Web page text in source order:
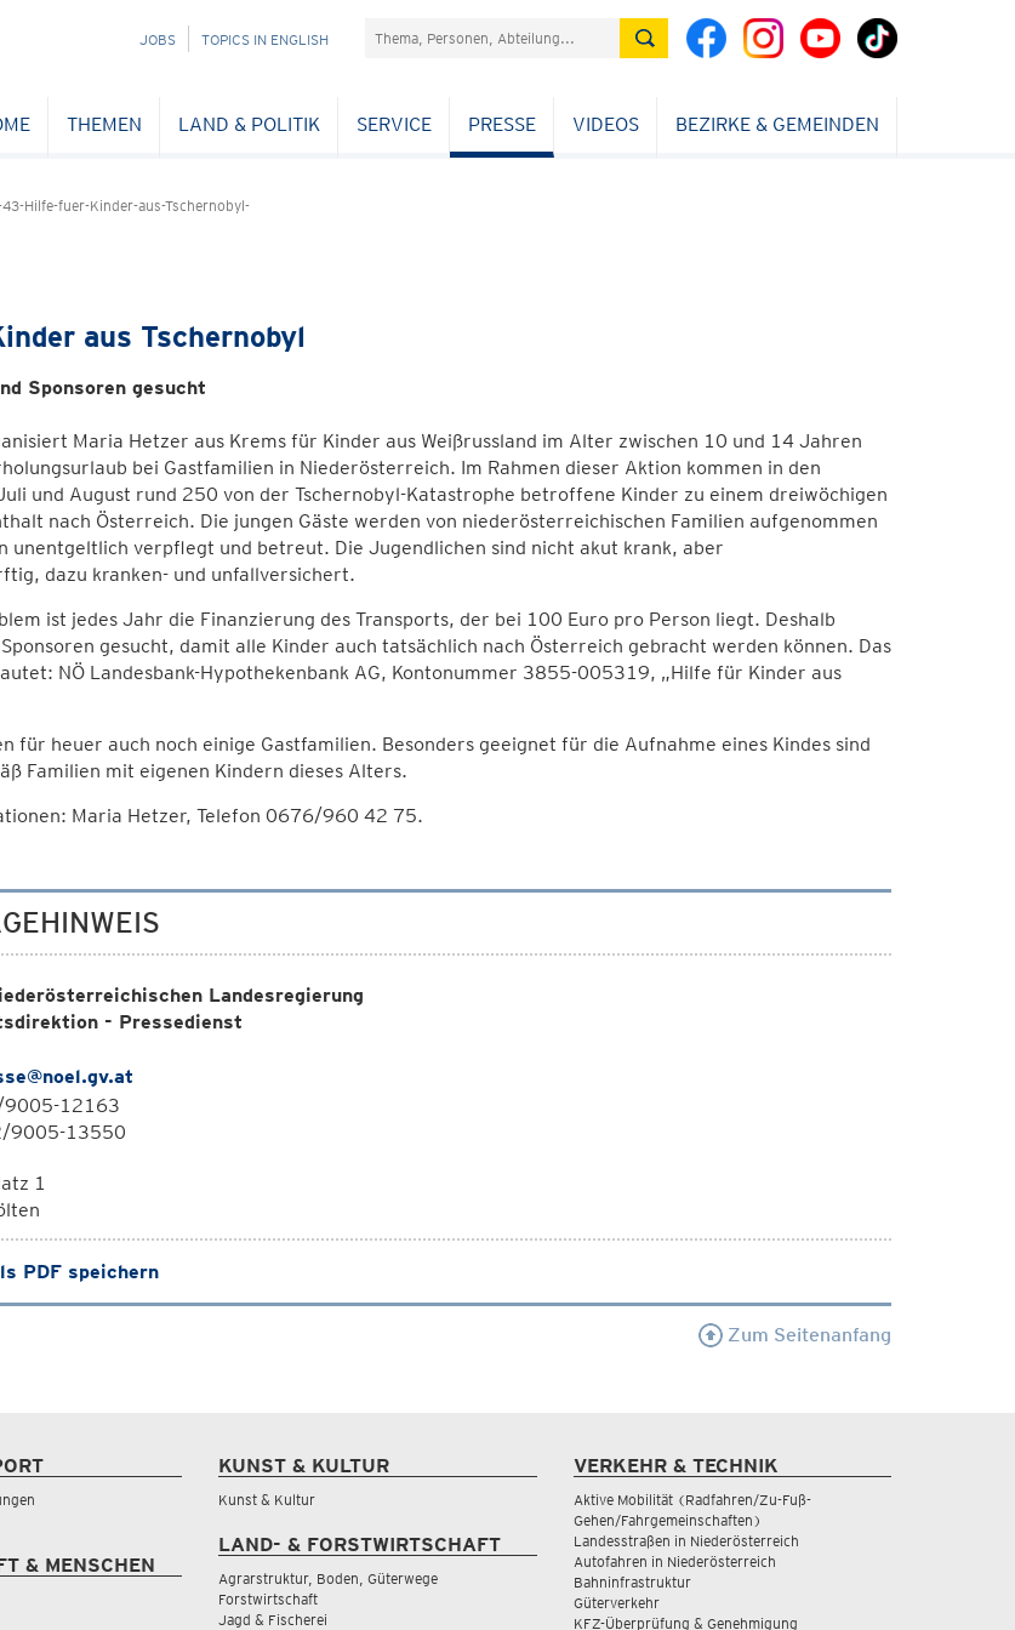
NAVIGATION
JOBS TOPICS IN ENGLISH Suchefeld
THEMEN LAND & POLITIK SERVICE PRESSE VIDEOS BEZIRKE & GEMEINDEN
Hilfe-fuer-Kinder-aus-Tschernobyl-
aus Tschernobyl
Sponsoren gesucht
Maria Hetzer aus Krems für Kinder aus Weißrussland im Alter zwischen 10 und 14 Jahren
bei Gastfamilien in Niederösterreich. Im Rahmen dieser Aktion kommen in den
und August rund 250 von der Tschernobyl-Katastrophe betroffene Kinder zu einem dreiwöchigen
nach Österreich. Die jungen Gäste werden von niederösterreichischen Familien aufgenommen
unentgeltlich verpflegt und betreut. Die Jugendlichen sind nicht akut krank, aber
dazu kranken- und unfallversichert.
ist jedes Jahr die Finanzierung des Transports, der bei 100 Euro pro Person liegt. Deshalb
gesucht, damit alle Kinder auch tatsächlich nach Österreich gebracht werden können. Das
NÖ Landesbank-Hypothekenbank AG, Kontonummer 3855-005319, „Hilfe für Kinder aus
für heuer auch noch einige Gastfamilien. Besonders geeignet für die Aufnahme eines Kindes sind
Familien mit eigenen Kindern dieses Alters.
Maria Hetzer, Telefon 0676/960 42 75.
Landesregierung
- Pressedienst
9005-12163
9005-13550
1
PDF speichern
Zum Seitenanfang
& MENSCHEN
KUNST & KULTUR
Kunst & Kultur
LAND- & FORSTWIRTSCHAFT
Agrarstruktur, Boden, Güterwege
Forstwirtschaft
Jagd & Fischerei
VERKEHR & TECHNIK
Aktive Mobilität (Radfahren/Zu-Fuß-
Gehen/Fahrgemeinschaften)
Landesstraßen in Niederösterreich
Autofahren in Niederösterreich
Bahninfrastruktur
Güterverkehr
KFZ-Überprüfung & Genehmigung